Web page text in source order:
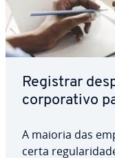
Registrar
cor­po­ra­tivo
A maioria das
certa